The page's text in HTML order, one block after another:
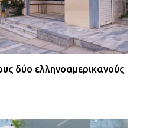
δύο ελληνοαμερικανούς